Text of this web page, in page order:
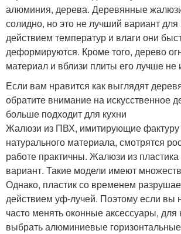
алюминия, дерева. Деревянные
солидно, но это не лучший вариант
действием температур и влаги они
деформируются. Кроме того, дерево
материал и вблизи плиты его лучше не
Если вам нравится как выглядят
обратите внимание на искусственное
больше подходит для кухни
Жалюзи из ПВХ, имитирующие фактуру
натурального материала, смотрятся
работе практичны. Жалюзи из пластика
вариант. Такие модели имеют
Однако, пластик со временем
действием уф-лучей. Поэтому если вы
часто менять оконные аксессуары, для
выбрать алюминиевые